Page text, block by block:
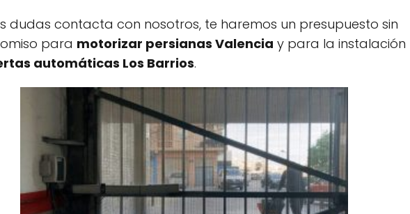
dudas contacta con nosotros, te haremos un presupuesto sin
para motorizar persianas Valencia y para la instalación
automáticas Los Barrios.